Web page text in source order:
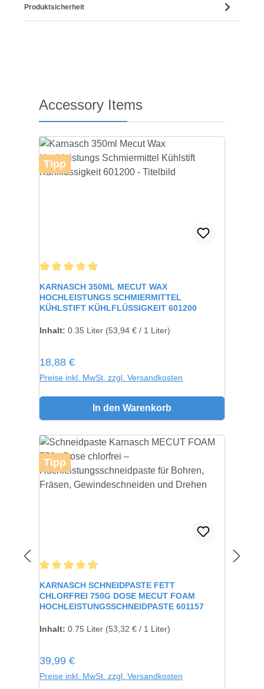
Produktsicherheit
Produktgalerie überspringen
Accessory Items
Tipp
KARNASCH 350ML MECUT WAX
HOCHLEISTUNGS SCHMIERMITTEL
KÜHLSTIFT KÜHLFLÜSSIGKEIT 601200
Inhalt: 0.35 Liter (53,94 € / 1 Liter)
Regulärer Preis:
18,88 €
Preise inkl. MwSt. zzgl. Versandkosten
In den Warenkorb
Tipp
KARNASCH SCHNEIDPASTE FETT
CHLORFREI 750G DOSE MECUT FOAM
HOCHLEISTUNGSSCHNEIDPASTE 601157
Inhalt: 0.75 Liter (53,32 € / 1 Liter)
Regulärer Preis:
39,99 €
Preise inkl. MwSt. zzgl. Versandkosten